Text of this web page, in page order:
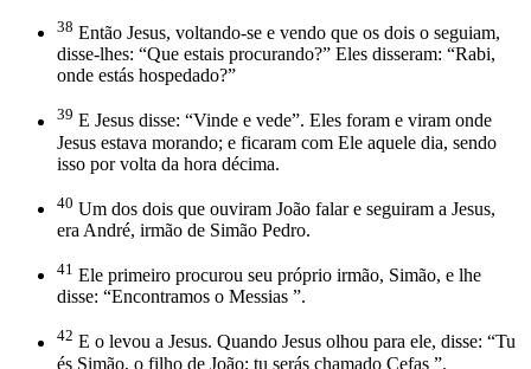
38 Então Jesus, voltando-se e vendo que os dois o seguiam,
disse-lhes: “Que estais procurando?” Eles disseram: “Rabi,
onde estás hospedado?”
39 E Jesus disse: “Vinde e vede”. Eles foram e viram onde
Jesus estava morando; e ficaram com Ele aquele dia, sendo
isso por volta da hora décima.
40 Um dos dois que ouviram João falar e seguiram a Jesus,
era André, irmão de Simão Pedro.
41 Ele primeiro procurou seu próprio irmão, Simão, e lhe
disse: “Encontramos o Messias ”.
42 E o levou a Jesus. Quando Jesus olhou para ele, disse: “Tu
és Simão, o filho de João; tu serás chamado Cefas ”.